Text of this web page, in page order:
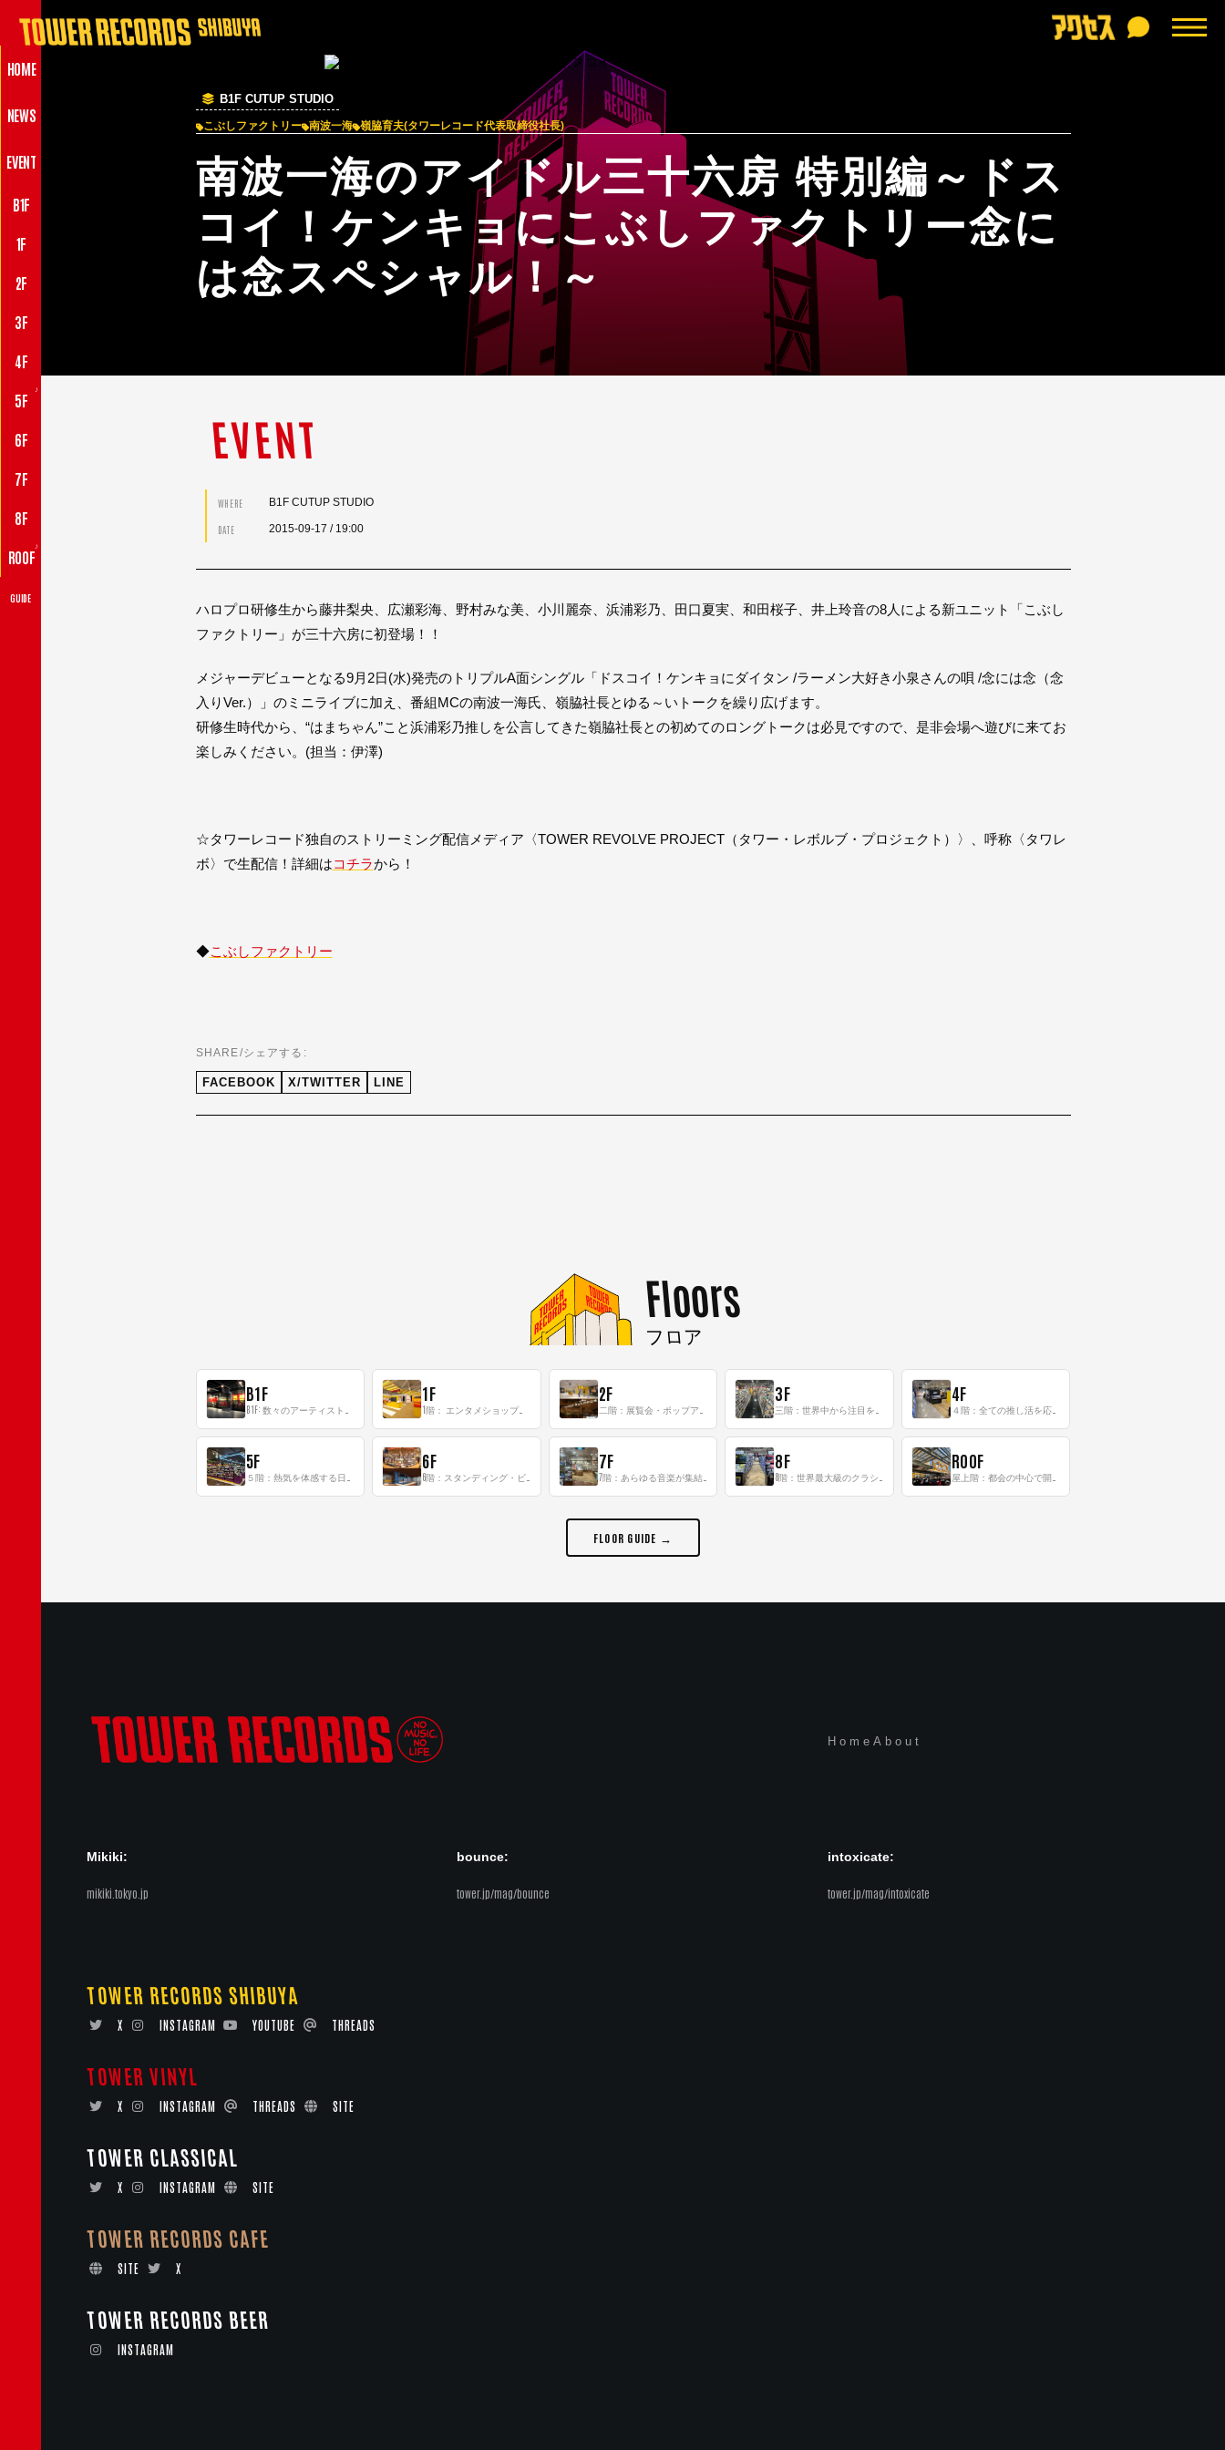
HOME
NEWS
EVENT
B1F
1F
2F
3F
4F
5F
♪
6F
7F
8F
ROOF
♪
GUIDE
B1F CUTUP STUDIO
こぶしファクトリー 南波一海 嶺脇育夫(タワーレコード代表取締役社長)
南波一海のアイドル三十六房 特別編～ドス
コイ！ケンキョにこぶしファクトリー念に
は念スペシャル！～
EVENT
WHERE B1F CUTUP STUDIO
DATE 2015-09-17 / 19:00
ハロプロ研修生から藤井梨央、広瀬彩海、野村みな美、小川麗奈、浜浦彩乃、田口夏実、和田桜子、井上玲音の8人による新ユニット「こぶし
ファクトリー」が三十六房に初登場！！
メジャーデビューとなる9月2日(水)発売のトリプルA面シングル「ドスコイ！ケンキョにダイタン /ラーメン大好き小泉さんの唄 /念には念（念
入りVer.）」のミニライブに加え、番組MCの南波一海氏、嶺脇社長とゆる～いトークを繰り広げます。
研修生時代から、“はまちゃん”こと浜浦彩乃推しを公言してきた嶺脇社長との初めてのロングトークは必見ですので、是非会場へ遊びに来てお
楽しみください。(担当：伊澤)
☆タワーレコード独自のストリーミング配信メディア〈TOWER REVOLVE PROJECT（タワー・レボルブ・プロジェクト）〉、呼称〈タワレ
ボ〉で生配信！詳細はコチラから！
◆こぶしファクトリー
SHARE/シェアする:
FACEBOOK X/TWITTER LINE
Floors
フロア
B1F 1F
1階： エンタメショップならではのイマーシブ空間
2F 3F 4F
４階：全ての推し活を応援するフロア！
5F 6F 7F
7階：あらゆる音楽が集結する最多ジャンルフロア！
8F ROOF
FLOOR GUIDE →
Home About
Mikiki:
mikiki.tokyo.jp
bounce:
tower.jp/mag/bounce
intoxicate:
tower.jp/mag/intoxicate
TOWER RECORDS SHIBUYA
X INSTAGRAM YOUTUBE THREADS
TOWER VINYL
X INSTAGRAM THREADS SITE
TOWER CLASSICAL
X INSTAGRAM SITE
TOWER RECORDS CAFE
SITE X
TOWER RECORDS BEER
INSTAGRAM